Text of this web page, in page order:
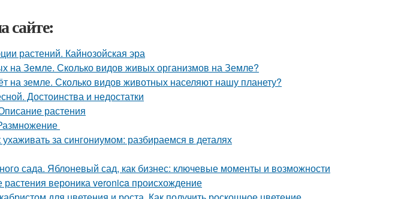
сайте:
растений. Кайнозойская эра
на Земле. Сколько видов живых организмов на Земле?
на земле. Сколько видов животных населяют нашу планету?
Достоинства и недостатки
растения
за сингониумом: разбираемся в деталях
сада. Яблоневый сад, как бизнес: ключевые моменты и возможности
вероника veronica происхождение